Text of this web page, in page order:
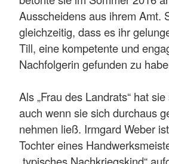
Ausscheidens aus ihrem Amt.
gleichzeitig, dass es ihr
Till, eine kompetente und
Nachfolgerin gefunden zu
Als „Frau des Landrats“ hat
auch wenn sie sich durchaus
nehmen ließ. Irmgard Weber
Tochter eines